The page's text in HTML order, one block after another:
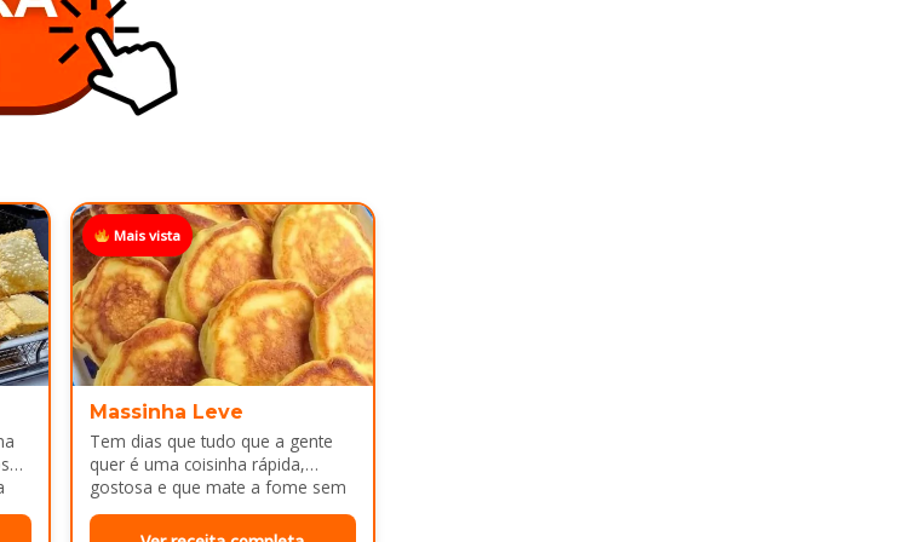
Mais vista
Massinha Leve
Tem dias que tudo que a gente
quer é uma coisinha rápida,
gostosa e que mate a fome sem
dar trabalho...